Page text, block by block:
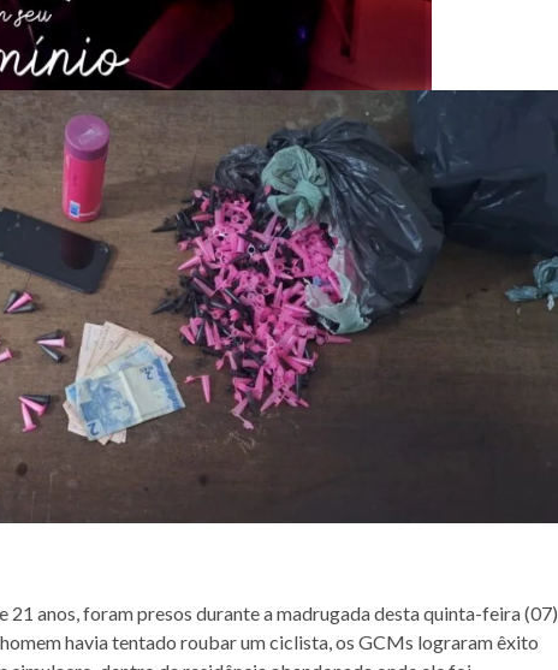
21 anos, foram presos durante a madrugada desta quinta-feira (07),
havia tentado roubar um ciclista, os GCMs lograram êxito